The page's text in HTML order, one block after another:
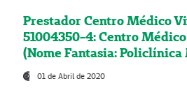
Prestador Centro Médico
51004350-4: Centro
(Nome Fantasia:
01 de Abril de 2020